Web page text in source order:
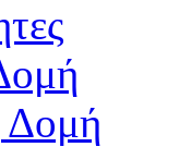
Δομή